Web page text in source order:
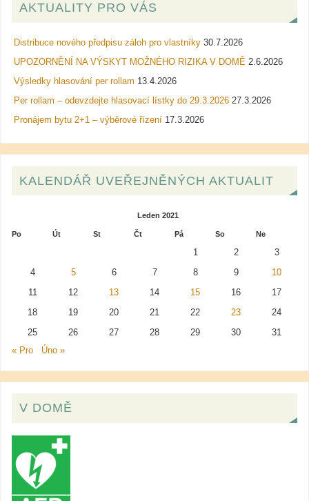
AKTUALITY PRO VÁS
Distribuce nového předpisu záloh pro vlastníky 30.7.2026
UPOZORNĚNÍ NA VÝSKYT MOŽNÉHO RIZIKA V DOMĚ 2.6.2026
Výsledky hlasování per rollam 13.4.2026
Per rollam – odevzdejte hlasovací lístky do 29.3.2026 27.3.2026
Pronájem bytu 2+1 – výběrové řízení 17.3.2026
KALENDÁŘ UVEŘEJNĚNÝCH AKTUALIT
Leden 2021
Po Út St Čt Pá So Ne
1 2 3
4 5 6 7 8 9 10
11 12 13 14 15 16 17
18 19 20 21 22 23 24
25 26 27 28 29 30
31
« Pro
Úno »
V DOMĚ